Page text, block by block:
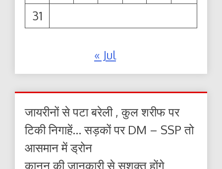
31
« Jul
जायरीनों से पटा बरेली , कुल शरीफ पर
टिकी निगाहें… सड़कों पर DM – SSP तो
आसमान में ड्रोन
कानून की जानकारी से सशक्त होंगे